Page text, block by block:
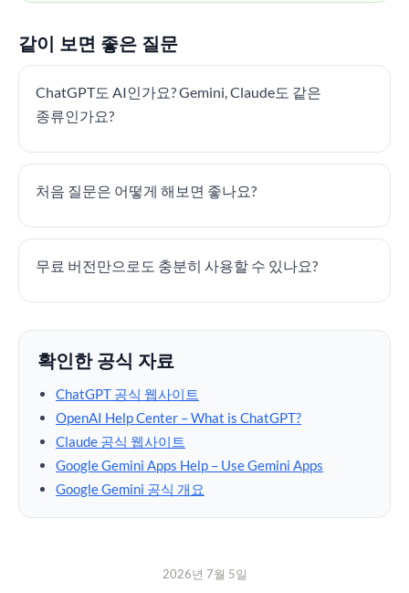
같이 보면 좋은 질문
ChatGPT도 AI인가요? Gemini, Claude도 같은
종류인가요?
처음 질문은 어떻게 해보면 좋나요?
무료 버전만으로도 충분히 사용할 수 있나요?
확인한 공식 자료
ChatGPT 공식 웹사이트
OpenAI Help Center – What is ChatGPT?
Claude 공식 웹사이트
Google Gemini Apps Help – Use Gemini Apps
Google Gemini 공식 개요
2026년 7월 5일